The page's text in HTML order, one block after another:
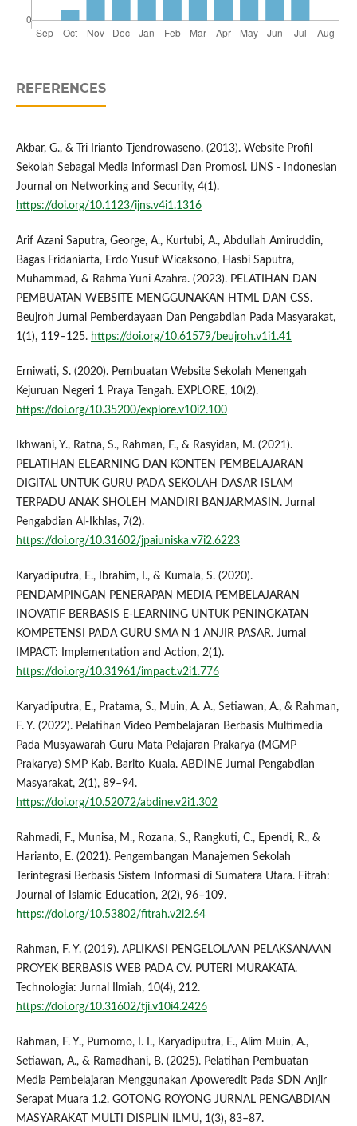
REFERENCES
Akbar, G., & Tri Irianto Tjendrowaseno. (2013). Website Profil
Sekolah Sebagai Media Informasi Dan Promosi. IJNS - Indonesian
Journal on Networking and Security, 4(1).
https://doi.org/10.1123/ijns.v4i1.1316
Arif Azani Saputra, George, A., Kurtubi, A., Abdullah Amiruddin,
Bagas Fridaniarta, Erdo Yusuf Wicaksono, Hasbi Saputra,
Muhammad, & Rahma Yuni Azahra. (2023). PELATIHAN DAN
PEMBUATAN WEBSITE MENGGUNAKAN HTML DAN CSS.
Beujroh Jurnal Pemberdayaan Dan Pengabdian Pada Masyarakat,
1(1), 119–125. https://doi.org/10.61579/beujroh.v1i1.41
Erniwati, S. (2020). Pembuatan Website Sekolah Menengah
Kejuruan Negeri 1 Praya Tengah. EXPLORE, 10(2).
https://doi.org/10.35200/explore.v10i2.100
Ikhwani, Y., Ratna, S., Rahman, F., & Rasyidan, M. (2021).
PELATIHAN ELEARNING DAN KONTEN PEMBELAJARAN
DIGITAL UNTUK GURU PADA SEKOLAH DASAR ISLAM
TERPADU ANAK SHOLEH MANDIRI BANJARMASIN. Jurnal
Pengabdian Al-Ikhlas, 7(2).
https://doi.org/10.31602/jpaiuniska.v7i2.6223
Karyadiputra, E., Ibrahim, I., & Kumala, S. (2020).
PENDAMPINGAN PENERAPAN MEDIA PEMBELAJARAN
INOVATIF BERBASIS E-LEARNING UNTUK PENINGKATAN
KOMPETENSI PADA GURU SMA N 1 ANJIR PASAR. Jurnal
IMPACT: Implementation and Action, 2(1).
https://doi.org/10.31961/impact.v2i1.776
Karyadiputra, E., Pratama, S., Muin, A. A., Setiawan, A., & Rahman,
F. Y. (2022). Pelatihan Video Pembelajaran Berbasis Multimedia
Pada Musyawarah Guru Mata Pelajaran Prakarya (MGMP
Prakarya) SMP Kab. Barito Kuala. ABDINE Jurnal Pengabdian
Masyarakat, 2(1), 89–94.
https://doi.org/10.52072/abdine.v2i1.302
Rahmadi, F., Munisa, M., Rozana, S., Rangkuti, C., Ependi, R., &
Harianto, E. (2021). Pengembangan Manajemen Sekolah
Terintegrasi Berbasis Sistem Informasi di Sumatera Utara. Fitrah:
Journal of Islamic Education, 2(2), 96–109.
https://doi.org/10.53802/fitrah.v2i2.64
Rahman, F. Y. (2019). APLIKASI PENGELOLAAN PELAKSANAAN
PROYEK BERBASIS WEB PADA CV. PUTERI MURAKATA.
Technologia: Jurnal Ilmiah, 10(4), 212.
https://doi.org/10.31602/tji.v10i4.2426
Rahman, F. Y., Purnomo, I. I., Karyadiputra, E., Alim Muin, A.,
Setiawan, A., & Ramadhani, B. (2025). Pelatihan Pembuatan
Media Pembelajaran Menggunakan Apoweredit Pada SDN Anjir
Serapat Muara 1.2. GOTONG ROYONG JURNAL PENGABDIAN
MASYARAKAT MULTI DISPLIN ILMU, 1(3), 83–87.